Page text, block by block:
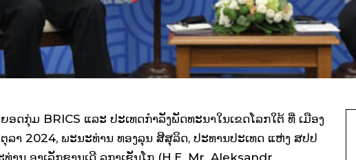
ດກຸ່ມ BRICS ແລະ ປະເທດກໍາລັງພັດທະນາໃນເຂດໂລກໃຕ້ ທີ່ ເມືອງ
ລາ 2024, ພະນະທ່ານ ທອງລຸນ ສີສຸລິດ, ປະທານປະເທດ ແຫ່ງ ສປປ